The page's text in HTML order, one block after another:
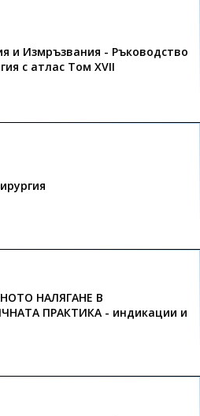
и Измръзвания - Ръководство
с атлас Том XVII
НАЛЯГАНЕ В
ПРАКТИКА - индикации и